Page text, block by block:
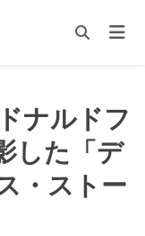
ナルドフ
した「デ
・ストー